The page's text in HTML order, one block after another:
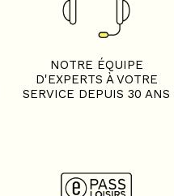
NOTRE ÉQUIPE
D'EXPERTS À VOTRE
SERVICE DEPUIS 30 ANS